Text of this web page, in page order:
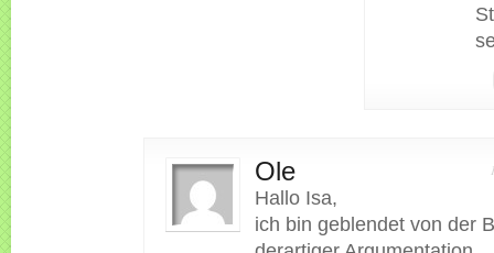
Ole
Hallo Isa,
ich bin geblendet von der